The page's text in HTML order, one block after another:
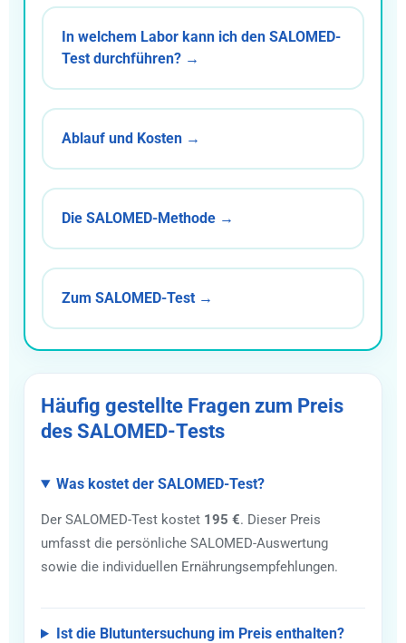
In welchem Labor kann ich den SALOMED-
Test durchführen? →
Ablauf und Kosten →
Die SALOMED-Methode →
Zum SALOMED-Test →
Häufig gestellte Fragen zum Preis
des SALOMED-Tests
Was kostet der SALOMED-Test?
Der SALOMED-Test kostet 195 €. Dieser Preis
umfasst die persönliche SALOMED-Auswertung
sowie die individuellen Ernährungsempfehlungen.
Ist die Blutuntersuchung im Preis enthalten?